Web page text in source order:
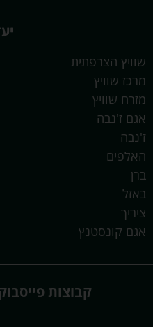
שוויץ הצרפתית
מרכז שוויץ
מזרח שוויץ
אגם ז'נבה
ז'נבה
האלפים
ברן
באזל
ציריך
אגם קונסטנץ
קבוצות